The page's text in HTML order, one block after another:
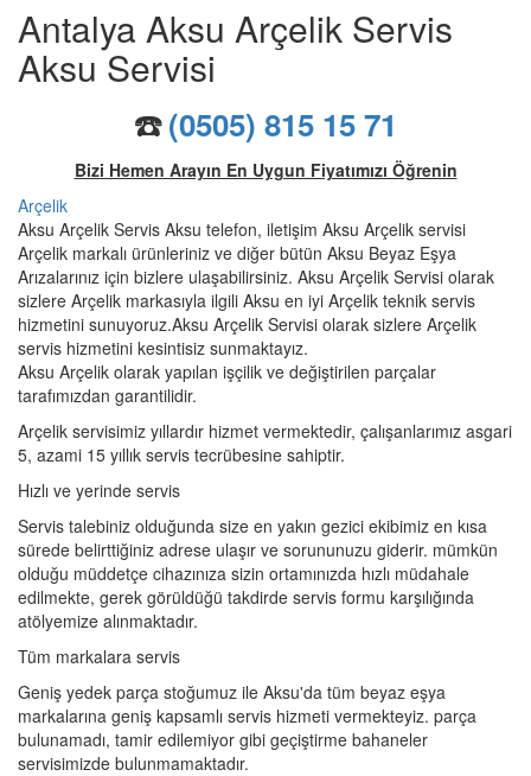
Antalya Aksu Arçelik Servis
Aksu Servisi
☎️(0505) 815 15 71
Bizi Hemen Arayın En Uygun Fiyatımızı Öğrenin
Arçelik
Aksu Arçelik Servis Aksu telefon, iletişim Aksu Arçelik servisi
Arçelik markalı ürünleriniz ve diğer bütün Aksu Beyaz Eşya
Arızalarınız için bizlere ulaşabilirsiniz. Aksu Arçelik Servisi olarak
sizlere Arçelik markasıyla ilgili Aksu en iyi Arçelik teknik servis
hizmetini sunuyoruz.Aksu Arçelik Servisi olarak sizlere Arçelik
servis hizmetini kesintisiz sunmaktayız.
Aksu Arçelik olarak yapılan işçilik ve değiştirilen parçalar
tarafımızdan garantilidir.
Arçelik servisimiz yıllardır hizmet vermektedir, çalışanlarımız asgari
5, azami 15 yıllık servis tecrübesine sahiptir.
Hızlı ve yerinde servis
Servis talebiniz olduğunda size en yakın gezici ekibimiz en kısa
sürede belirttiğiniz adrese ulaşır ve sorununuzu giderir. mümkün
olduğu müddetçe cihazınıza sizin ortamınızda hızlı müdahale
edilmekte, gerek görüldüğü takdirde servis formu karşılığında
atölyemize alınmaktadır.
Tüm markalara servis
Geniş yedek parça stoğumuz ile Aksu'da tüm beyaz eşya
markalarına geniş kapsamlı servis hizmeti vermekteyiz. parça
bulunamadı, tamir edilemiyor gibi geçiştirme bahaneler
servisimizde bulunmamaktadır.